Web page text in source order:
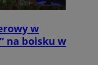
w
na boisku w